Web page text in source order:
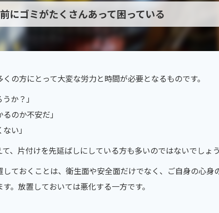
にゴミがたくさんあって困っている
の方にとって大変な労力と時間が必要となるものです。
か？」
のか不安だ」
い」
、片付けを先延ばしにしている方も多いのではないでしょう
ておくことは、衛生面や安全面だけでなく、ご自身の心身
。放置しておいては悪化する一方です。